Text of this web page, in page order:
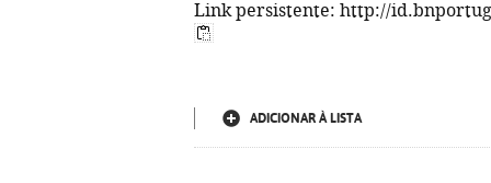
Link persistente: http://
ADICIONAR À LISTA